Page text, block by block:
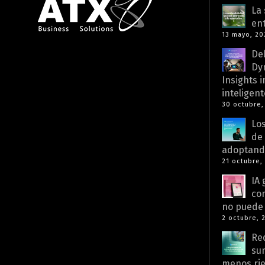
13 mayo,
Insights
30 octubre,
de
21 octubre,
IA
no
2 octubre,